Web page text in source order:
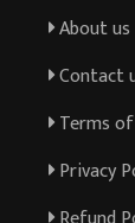
About us
Contact
Terms
Privacy